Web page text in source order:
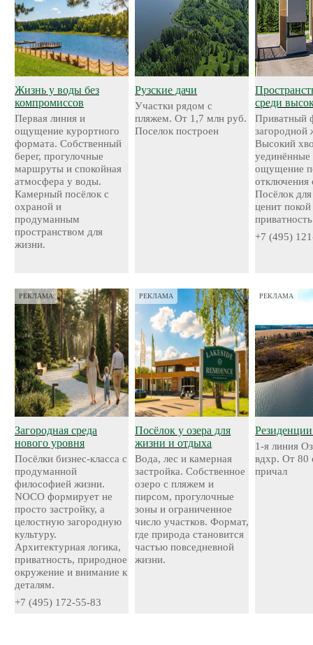
Жизнь у воды без
компромиссов
Первая линия и
ощущение курортного
формата. Собственный
берег, прогулочные
маршруты и спокойная
атмосфера у воды.
Камерный посёлок с
охраной и
продуманным
пространством для
жизни.
Рузские дачи
Участки рядом с
пляжем. От 1,7 млн руб.
Поселок построен
среди
Приватный
загородной
Высокий
уединённые
ощущение
отключения
Посёлок
ценит
приватность
+7 (495)
РЕКЛАМА
Загородная среда
нового уровня
Посёлки бизнес-класса с
продуманной
философией жизни.
NOCO формирует не
просто застройку, а
целостную загородную
культуру.
Архитектурная логика,
приватность, природное
окружение и внимание к
деталям.
+7 (495) 172-55-83
РЕКЛАМА
Посёлок у озера для
жизни и отдыха
Вода, лес и камерная
застройка. Собственное
озеро с пляжем и
пирсом, прогулочные
зоны и ограниченное
число участков. Формат,
где природа становится
частью повседневной
жизни.
РЕКЛАМА
1-я линия
вдхр. От 80
причал